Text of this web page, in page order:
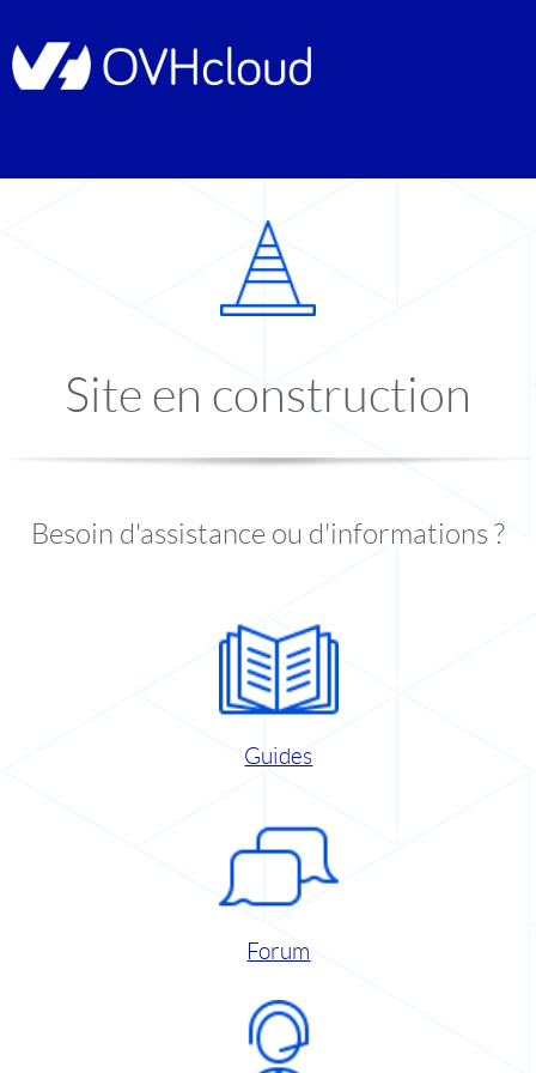
Site en construction
Besoin d'assistance ou d'informations ?
Guides
Forum